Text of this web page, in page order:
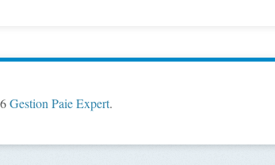
Gestion Paie Expert.